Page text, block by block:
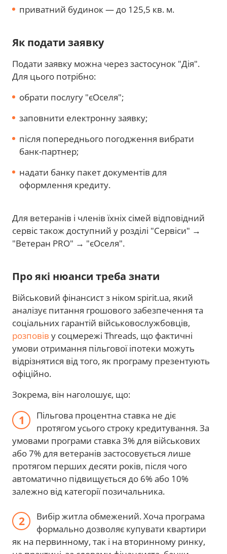
приватний будинок — до 125,5 кв. м.
Як подати заявку
Подати заявку можна через застосунок "Дія".
Для цього потрібно:
обрати послугу "єОселя";
заповнити електронну заявку;
після попереднього погодження вибрати
банк-партнер;
надати банку пакет документів для
оформлення кредиту.
Для ветеранів і членів їхніх сімей відповідний
сервіс також доступний у розділі "Сервіси" →
"Ветеран PRO" → "єОселя".
Про які нюанси треба знати
Військовий фінансист з ніком spirit.ua, який
аналізує питання грошового забезпечення та
соціальних гарантій військовослужбовців,
розповів у соцмережі Threads, що фактичні
умови отримання пільгової іпотеки можуть
відрізнятися від того, як програму презентують
офіційно.
Зокрема, він наголошує, що:
Пільгова процентна ставка не діє
протягом усього строку кредитування. За
умовами програми ставка 3% для військових
або 7% для ветеранів застосовується лише
протягом перших десяти років, після чого
автоматично підвищується до 6% або 10%
залежно від категорії позичальника.
Вибір житла обмежений. Хоча програма
формально дозволяє купувати квартири
як на первинному, так і на вторинному ринку,